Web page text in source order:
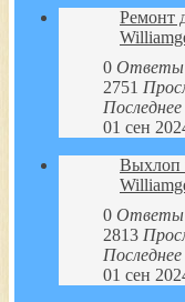
Ремонт
0 Ответы
2751
01 сен
Выхлоп
0 Ответы
2813
01 сен